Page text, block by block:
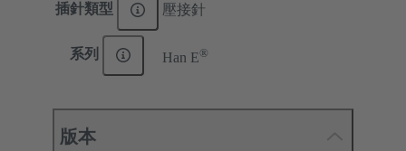
插針類型 壓接針
系列 Han E®
版本